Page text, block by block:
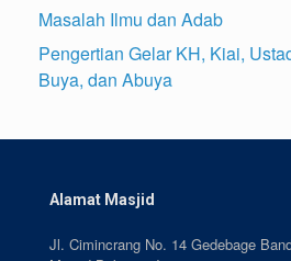
Masalah Ilmu dan Adab
Pengertian Gelar KH, Kiai,
Buya, dan Abuya
Alamat Masjid
Jl. Cimincrang No. 14 Gedebage